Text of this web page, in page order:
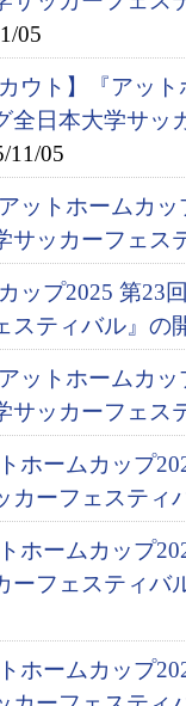
05
ウト】『アッ
全日本大学サッ
11/05
ットホームカ
サッカーフェス
ップ2025 第23
スティバル』の
ットホームカ
サッカーフェス
ホームカップ
カーフェスティ
ホームカップ
ーフェスティバ
ホームカップ